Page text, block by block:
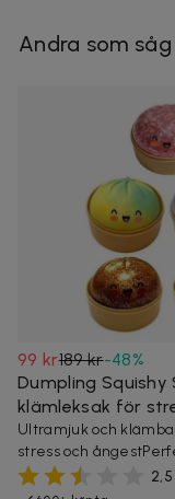
Andra som
99 kr189 kr-48%
Dumpling Squishy
klämleksak för
Ultramjuk och
stress och
2,5